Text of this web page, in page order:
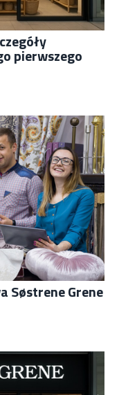
pierwszego
Søstrene Grene